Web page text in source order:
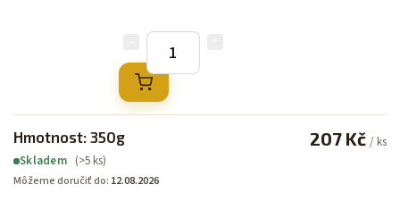
Hmotnost: 350g
Skladem (>5 ks)
Môžeme doručiť do: 12.08.2026
207 Kč / ks